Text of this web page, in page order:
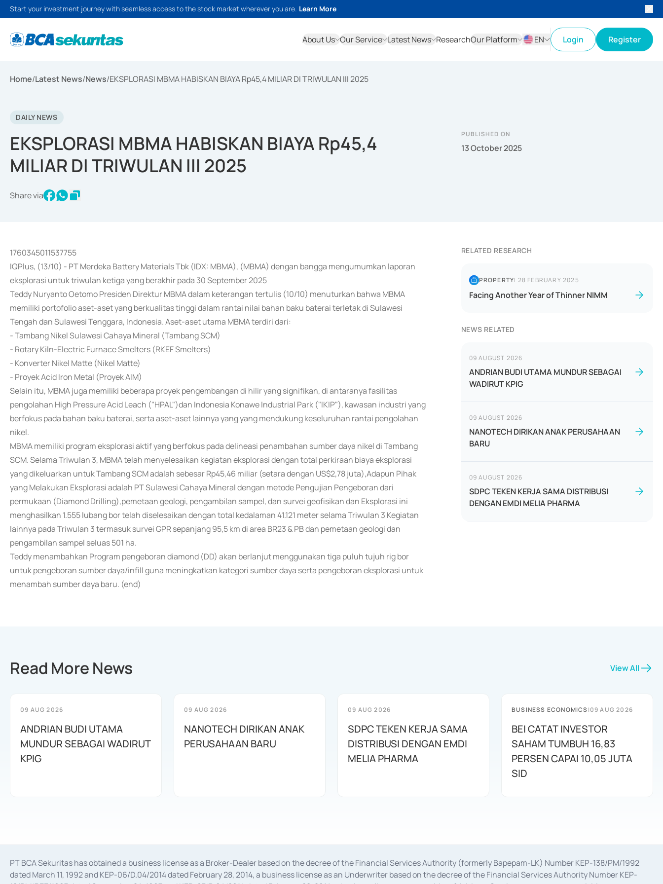
Start your investment journey with seamless access to the stock market wherever you are. Learn More
About Us Our Service Latest News ResearchOur Platform
EN
Login Register
Home/Latest News/News/EKSPLORASI MBMA HABISKAN BIAYA Rp45,4 MILIAR DI TRIWULAN III 2025
DAILY NEWS
EKSPLORASI MBMA HABISKAN BIAYA Rp45,4
MILIAR DI TRIWULAN III 2025
Share via
PUBLISHED ON
13 October 2025
1760345011537755
IQPlus, (13/10) - PT Merdeka Battery Materials Tbk (IDX: MBMA), (MBMA) dengan bangga mengumumkan laporan
eksplorasi untuk triwulan ketiga yang berakhir pada 30 September 2025
Teddy Nuryanto Oetomo Presiden Direktur MBMA dalam keterangan tertulis (10/10) menuturkan bahwa MBMA
memiliki portofolio aset-aset yang berkualitas tinggi dalam rantai nilai bahan baku baterai terletak di Sulawesi
Tengah dan Sulawesi Tenggara, Indonesia. Aset-aset utama MBMA terdiri dari:
- Tambang Nikel Sulawesi Cahaya Mineral (Tambang SCM)
- Rotary Kiln-Electric Furnace Smelters (RKEF Smelters)
- Konverter Nikel Matte (Nikel Matte)
- Proyek Acid Iron Metal (Proyek AIM)
Selain itu, MBMA juga memiliki beberapa proyek pengembangan di hilir yang signifikan, di antaranya fasilitas
pengolahan High Pressure Acid Leach ("HPAL")dan Indonesia Konawe Industrial Park ("IKIP"), kawasan industri yang
berfokus pada bahan baku baterai, serta aset-aset lainnya yang yang mendukung keseluruhan rantai pengolahan
nikel.
MBMA memiliki program eksplorasi aktif yang berfokus pada delineasi penambahan sumber daya nikel di Tambang
SCM. Selama Triwulan 3, MBMA telah menyelesaikan kegiatan eksplorasi dengan total perkiraan biaya eksplorasi
yang dikeluarkan untuk Tambang SCM adalah sebesar Rp45,46 miliar (setara dengan US$2,78 juta),Adapun Pihak
yang Melakukan Eksplorasi adalah PT Sulawesi Cahaya Mineral dengan metode Pengujian Pengeboran dari
permukaan (Diamond Drilling),pemetaan geologi, pengambilan sampel, dan survei geofisikan dan Eksplorasi ini
menghasilkan 1.555 lubang bor telah diselesaikan dengan total kedalaman 41.121 meter selama Triwulan 3 Kegiatan
lainnya pada Triwulan 3 termasuk survei GPR sepanjang 95,5 km di area BR23 & PB dan pemetaan geologi dan
pengambilan sampel seluas 501 ha.
Teddy menambahkan Program pengeboran diamond (DD) akan berlanjut menggunakan tiga puluh tujuh rig bor
untuk pengeboran sumber daya/infill guna meningkatkan kategori sumber daya serta pengeboran eksplorasi untuk
menambah sumber daya baru. (end)
RELATED RESEARCH
PROPERTY| 28 FEBRUARY 2025
Facing Another Year of Thinner NIMM
NEWS RELATED
09 AUGUST 2026
ANDRIAN BUDI UTAMA MUNDUR SEBAGAI
WADIRUT KPIG
09 AUGUST 2026
NANOTECH DIRIKAN ANAK PERUSAHAAN
BARU
09 AUGUST 2026
SDPC TEKEN KERJA SAMA DISTRIBUSI
DENGAN EMDI MELIA PHARMA
Read More News View All
09 AUG 2026
ANDRIAN BUDI UTAMA
MUNDUR SEBAGAI WADIRUT
KPIG
09 AUG 2026
NANOTECH DIRIKAN ANAK
PERUSAHAAN BARU
09 AUG 2026
SDPC TEKEN KERJA SAMA
DISTRIBUSI DENGAN EMDI
MELIA PHARMA
BUSINESS ECONOMICS|09 AUG 2026
BEI CATAT INVESTOR
SAHAM TUMBUH 16,83
PERSEN CAPAI 10,05 JUTA
SID
PT BCA Sekuritas has obtained a business license as a Broker-Dealer based on the decree of the Financial Services Authority (formerly Bapepam-LK) Number KEP-138/PM/1992
dated March 11, 1992 and KEP-06/D.04/2014 dated February 28, 2014, a business license as an Underwriter based on the decree of the Financial Services Authority Number KEP-